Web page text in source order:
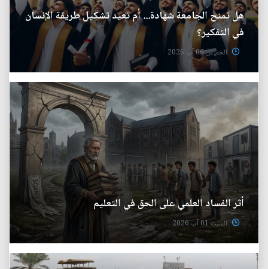
هل تمنح الجامعة شهادة... أم تعيد تشكيل طريقة الإنسان
في التفكير؟
الخميس 06 آب 2026
أثر الفساد العلمي على الحق في التعليم
السبت 01 آب 2026